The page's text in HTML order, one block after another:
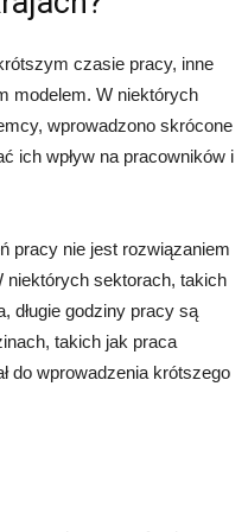
czasie pracy, inne
modelem. W niektórych
wprowadzono skrócone
ich wpływ na pracowników i
pracy nie jest rozwiązaniem
niektórych sektorach, takich
długie godziny pracy są
takich jak praca
do wprowadzenia krótszego